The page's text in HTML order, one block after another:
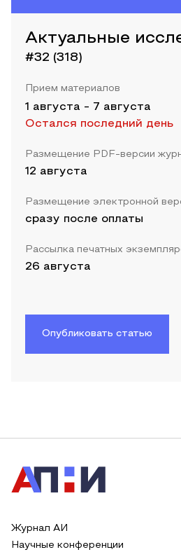
Актуальные
#32 (318)
Прием материалов
1 августа - 7 августа
Остался последний день
Размещение PDF-версии
12 августа
Размещение электронной
сразу после оплаты
Рассылка печатных
26 августа
Опубликовать статью
Журнал АИ
Научные конференции